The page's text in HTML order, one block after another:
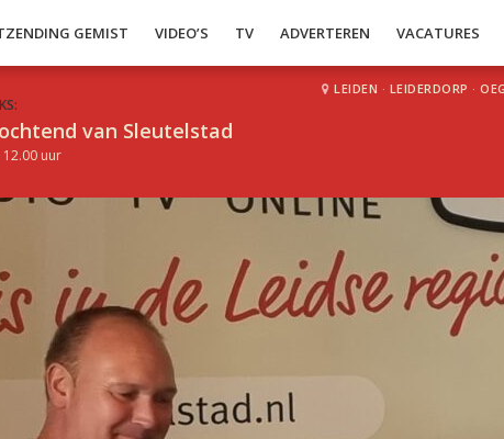
GEMIST VIDEO’S TV ADVERTEREN VACATURES
van Sleutelstad
12.00 uur
LEIDEN · LEIDERDORP ·